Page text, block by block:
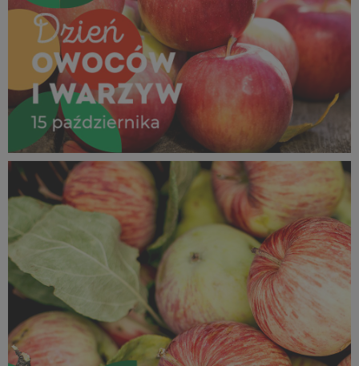
Dzień Owoców i Warzyw_15 październik 2025 (1).jpg
854 KB